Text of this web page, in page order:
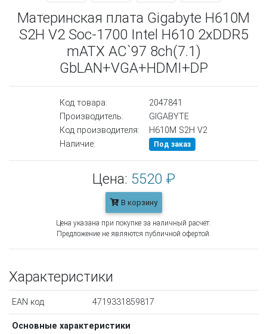
Материнская плата Gigabyte H610M
S2H V2 Soc-1700 Intel H610 2xDDR5
mATX AC`97 8ch(7.1)
GbLAN+VGA+HDMI+DP
Код товара:
2047841
Производитель:
GIGABYTE
Код производителя:
H610M S2H V2
Наличие:
Под заказ
Цена: 5520 ₽
В корзину
Цена указана при покупке за наличный расчёт.
Предложение не являются публичной офертой.
Характеристики
EAN код 4719331859817
Основные характеристики